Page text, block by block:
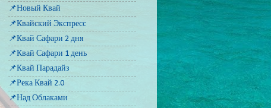
📌Новый Квай
📌Квайский Экспресс
📌Квай Сафари 2 дня
📌Квай Сафари 1 день
📌Квай Парадайз
📌Река Квай 2.0
📌Над Облаками